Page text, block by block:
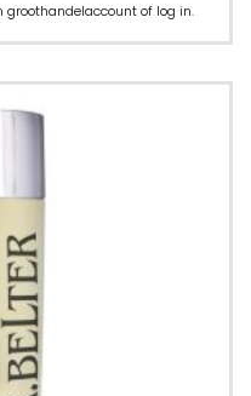
groothandelaccount of log in.